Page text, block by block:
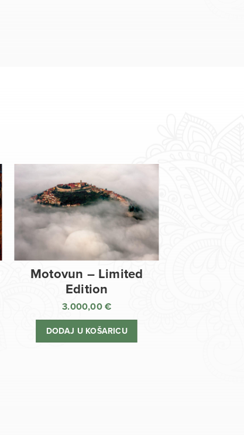
Motovun – Limited
Edition
3.000,00 €
DODAJ U KOŠARICU